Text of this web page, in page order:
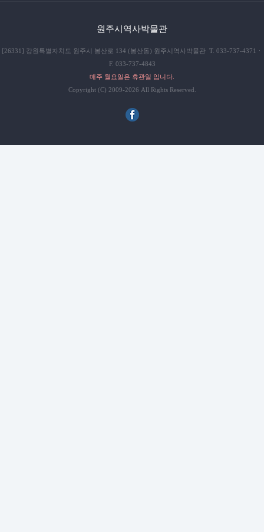
원주시역사박물관
[26331] 강원특별자치도 원주시 봉산로 134 (봉산동) 원주시역사박물관 T. 033-737-4371ㆍ
F. 033-737-4843
매주 월요일은 휴관일 입니다.
Copyright (C) 2009-2026 All Rights Reserved.